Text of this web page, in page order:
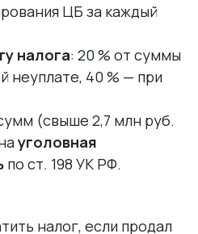
ЦБ за каждый
налога: 20 % от суммы
неуплате, 40 % — при
(свыше 2,7 млн руб.
уголовная
по ст. 198 УК РФ.
налог, если продал